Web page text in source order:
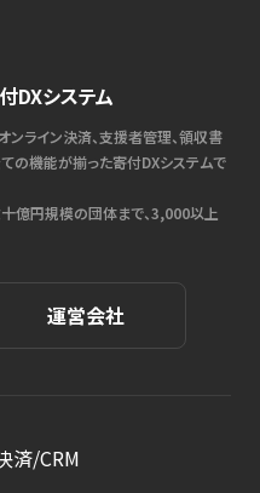
DXシステム
ンライン決済、支援者管理、領収書
の機能が揃った寄付DXシステムで
億円規模の団体まで、3,000以上
運営会社
済/CRM